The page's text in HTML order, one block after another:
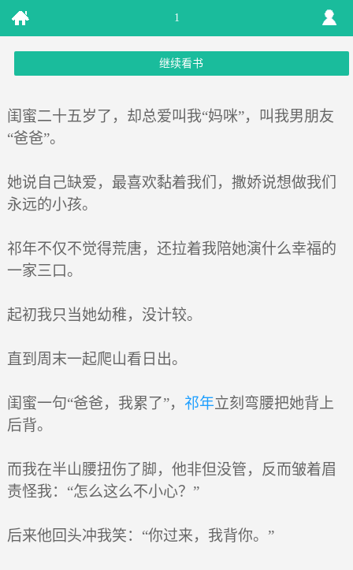
1
继续看书
闺蜜二十五岁了，却总爱叫我“妈咪”，叫我男朋友
“爸爸”。
她说自己缺爱，最喜欢黏着我们，撒娇说想做我们
永远的小孩。
祁年不仅不觉得荒唐，还拉着我陪她演什么幸福的
一家三口。
起初我只当她幼稚，没计较。
直到周末一起爬山看日出。
闺蜜一句“爸爸，我累了”， 祁年立刻弯腰把她背上
后背。
而我在半山腰扭伤了脚，他非但没管，反而皱着眉
责怪我：“怎么这么不小心？”
后来他回头冲我笑：“你过来，我背你。”